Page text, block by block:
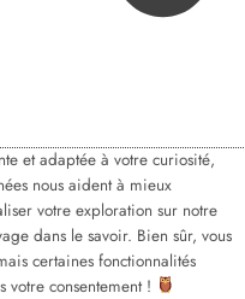
et adaptée à votre curiosité,
nous aident à mieux
votre exploration sur notre
dans le savoir. Bien sûr, vous
certaines fonctionnalités
votre consentement !